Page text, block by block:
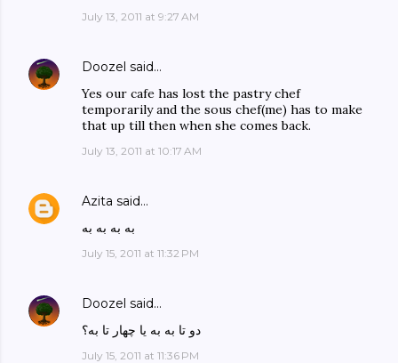
July 13, 2011 at 9:27 AM
Doozel said…
Yes our cafe has lost the pastry chef
temporarily and the sous chef(me) has to make
that up till then when she comes back.
July 13, 2011 at 10:17 AM
Azita said…
به به به به
July 15, 2011 at 11:32 PM
Doozel said…
دو تا به به یا چهار تا به؟
July 15, 2011 at 11:36 PM